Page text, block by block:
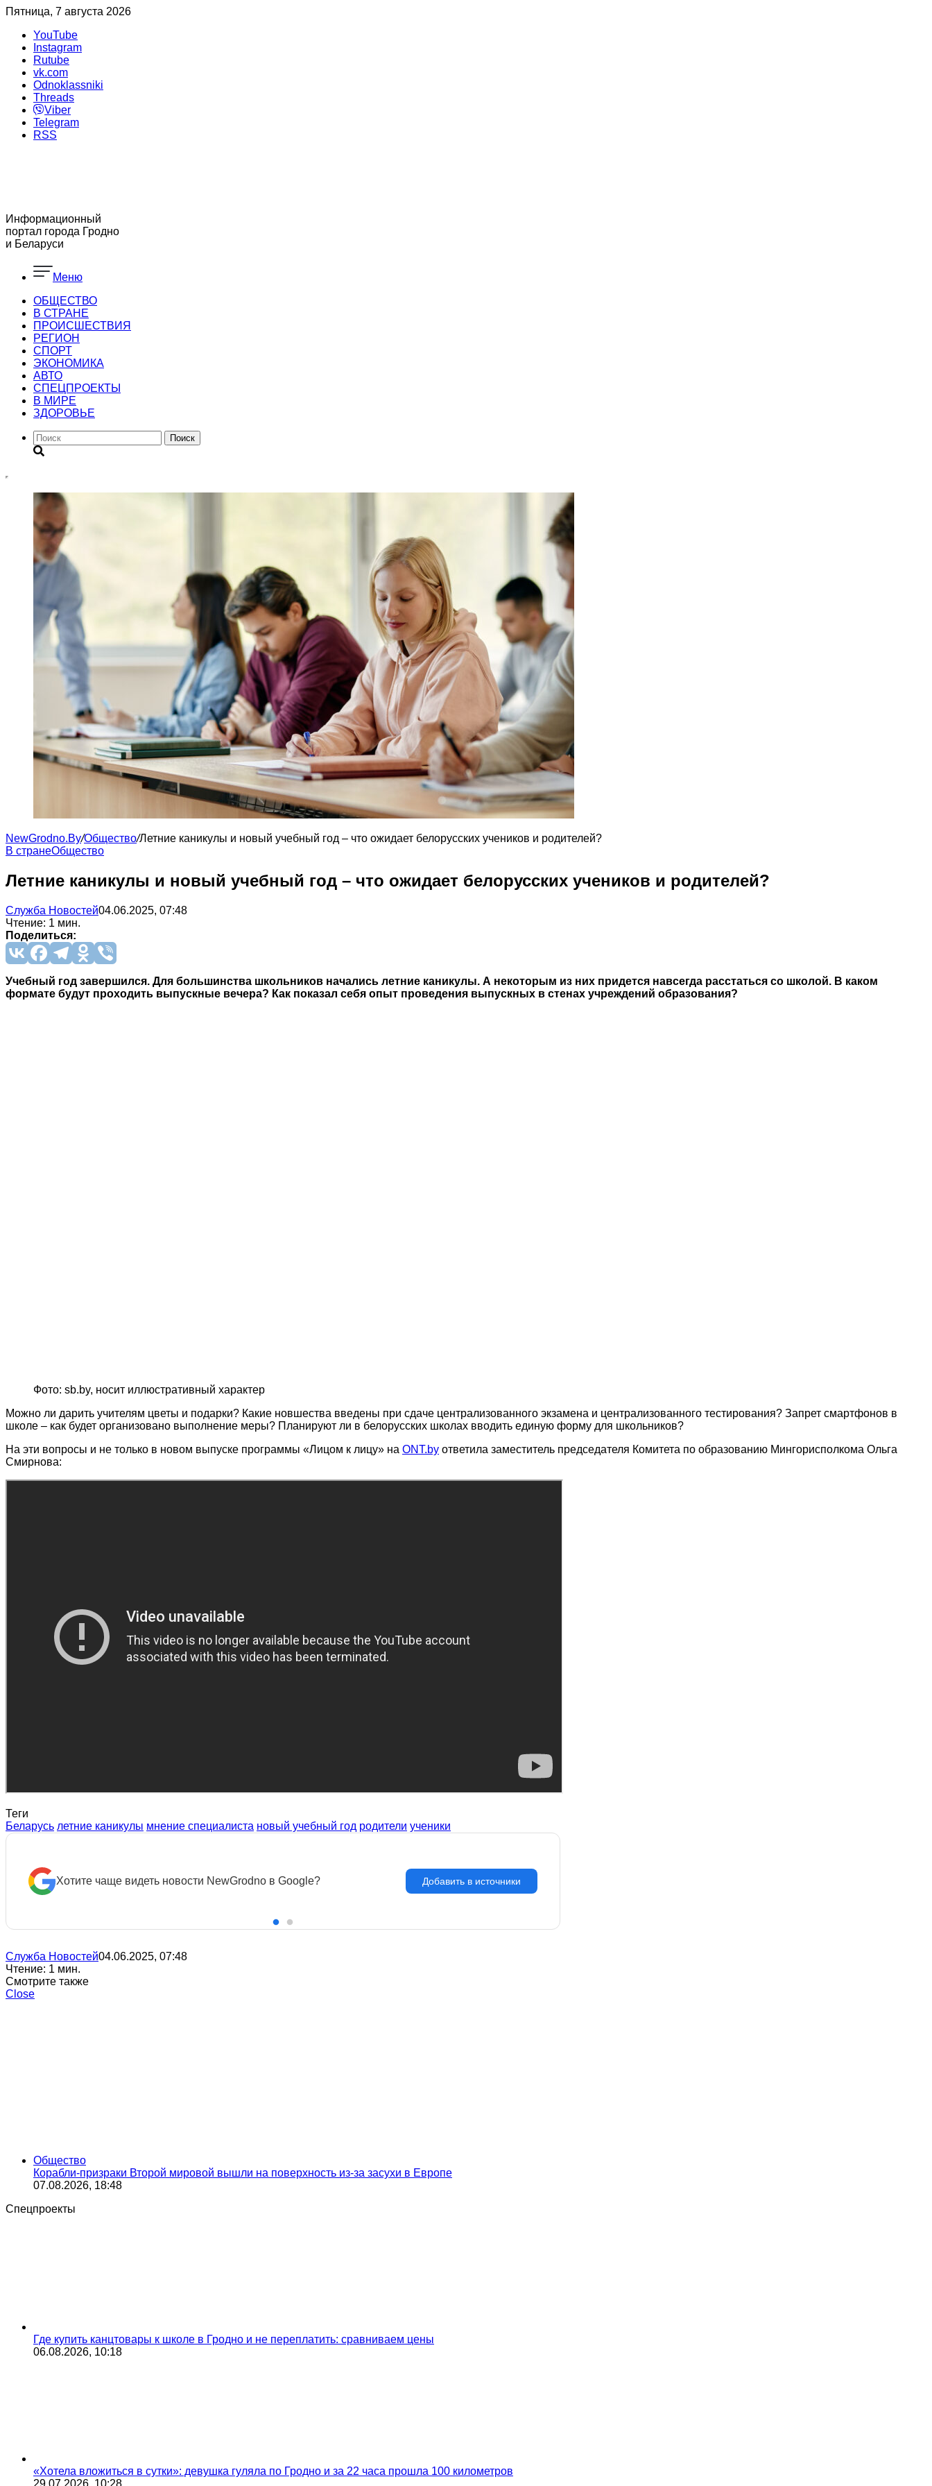
Пятница, 7 августа 2026
YouTube
Instagram
Rutube
vk.com
Odnoklassniki
Threads
Viber
Telegram
RSS
Информационный
портал города Гродно
и Беларуси
Меню
ОБЩЕСТВО
В СТРАНЕ
ПРОИСШЕСТВИЯ
РЕГИОН
CПОРТ
ЭКОНОМИКА
АВТО
СПЕЦПРОЕКТЫ
В МИРЕ
ЗДОРОВЬЕ
Поиск
NewGrodno.By/Общество/Летние каникулы и новый учебный год – что ожидает белорусских учеников и родителей?
В странеОбщество
Летние каникулы и новый учебный год – что ожидает белорусских учеников и родителей?
Служба Новостей04.06.2025, 07:48
Чтение: 1 мин.
Поделиться:
Учебный год завершился. Для большинства школьников начались летние каникулы. А некоторым из них придется навсегда расстаться со школой. В каком
формате будут проходить выпускные вечера? Как показал себя опыт проведения выпускных в стенах учреждений образования?
Фото: sb.by, носит иллюстративный характер
Можно ли дарить учителям цветы и подарки? Какие новшества введены при сдаче централизованного экзамена и централизованного тестирования? Запрет смартфонов в
школе – как будет организовано выполнение меры? Планируют ли в белорусских школах вводить единую форму для школьников?
На эти вопросы и не только в новом выпуске программы «Лицом к лицу» на ONT.by ответила заместитель председателя Комитета по образованию Мингорисполкома Ольга
Смирнова:
Теги
Беларусь летние каникулы мнение специалиста новый учебный год родители ученики
Хотите чаще видеть новости NewGrodno в Google? Добавить в источники
Служба Новостей04.06.2025, 07:48
Чтение: 1 мин.
Смотрите также
Close
Общество
Корабли-призраки Второй мировой вышли на поверхность из-за засухи в Европе
07.08.2026, 18:48
Спецпроекты
Где купить канцтовары к школе в Гродно и не переплатить: сравниваем цены
06.08.2026, 10:18
«Хотела вложиться в сутки»: девушка гуляла по Гродно и за 22 часа прошла 100 километров
29.07.2026, 10:28